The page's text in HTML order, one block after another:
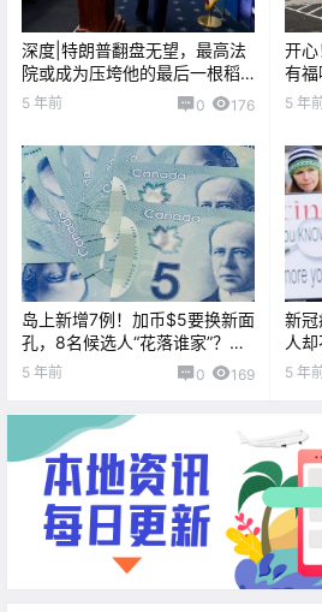
深度|特朗普翻盘无望，最高法
院或成为压垮他的最后一根稻
草
5 年前 0 176
开心
有
开放
5 年
岛上新增7例！加币$5要换新面
孔，8名候选人“花落谁家”？疫
情导致近6个月犯罪率下降...
5 年前 0 169
新
人
什么
5 年